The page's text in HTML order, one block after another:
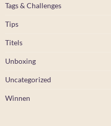
Tags & Challenges
Tips
Titels
Unboxing
Uncategorized
Winnen